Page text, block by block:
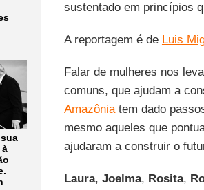
à
sustentado em princípios
A reportagem é de Luis
Falar de mulheres nos
comuns, que ajudam a
Amazôniatem dado
mesmo aqueles que
ajudaram a construir o
Laura, Joelma, Rosita,